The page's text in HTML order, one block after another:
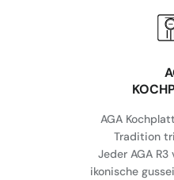
AGA
Tradition
Jeder AGA
ikonische